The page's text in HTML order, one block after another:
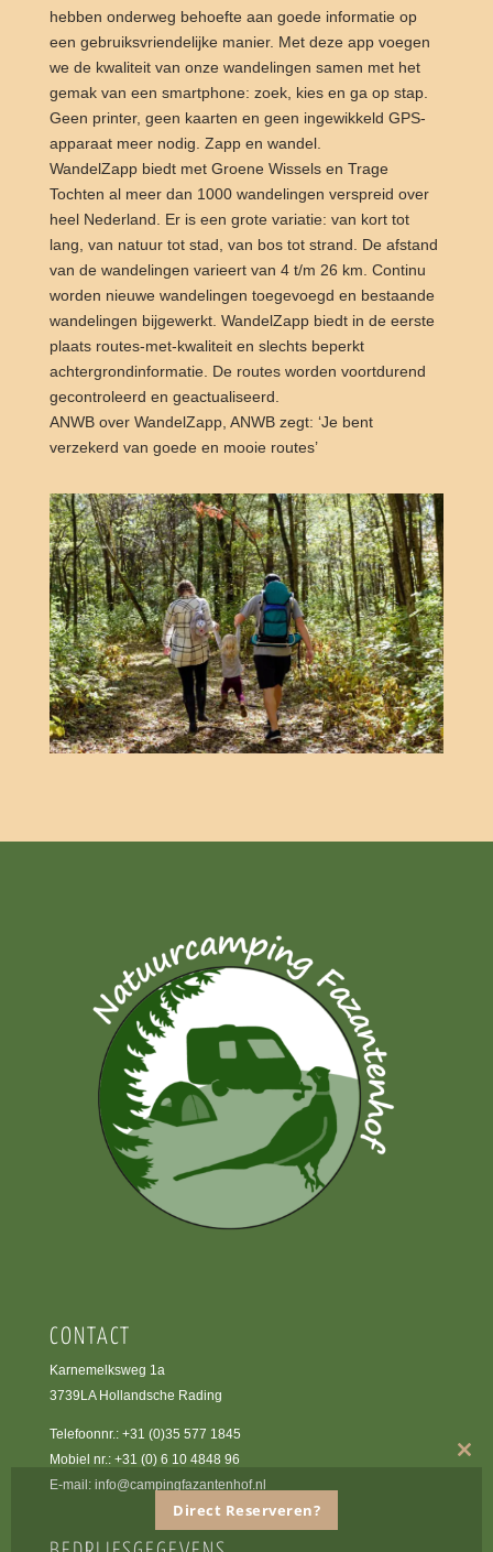
hebben onderweg behoefte aan goede informatie op
een gebruiksvriendelijke manier. Met deze app voegen
we de kwaliteit van onze wandelingen samen met het
gemak van een smartphone: zoek, kies en ga op stap.
Geen printer, geen kaarten en geen ingewikkeld GPS-
apparaat meer nodig. Zapp en wandel.
WandelZapp biedt met Groene Wissels en Trage
Tochten al meer dan 1000 wandelingen verspreid over
heel Nederland. Er is een grote variatie: van kort tot
lang, van natuur tot stad, van bos tot strand. De afstand
van de wandelingen varieert van 4 t/m 26 km. Continu
worden nieuwe wandelingen toegevoegd en bestaande
wandelingen bijgewerkt. WandelZapp biedt in de eerste
plaats routes-met-kwaliteit en slechts beperkt
achtergrondinformatie. De routes worden voortdurend
gecontroleerd en geactualiseerd.
ANWB over WandelZapp, ANWB zegt: ‘Je bent
verzekerd van goede en mooie routes’
CONTACT
Karnemelksweg 1a
3739LA Hollandsche Rading
Telefoonnr.: +31 (0)35 577 1845
Mobiel nr.: +31 (0) 6 10 4848 96
E-mail: info@campingfazantenhof.nl
Direct Reserveren?